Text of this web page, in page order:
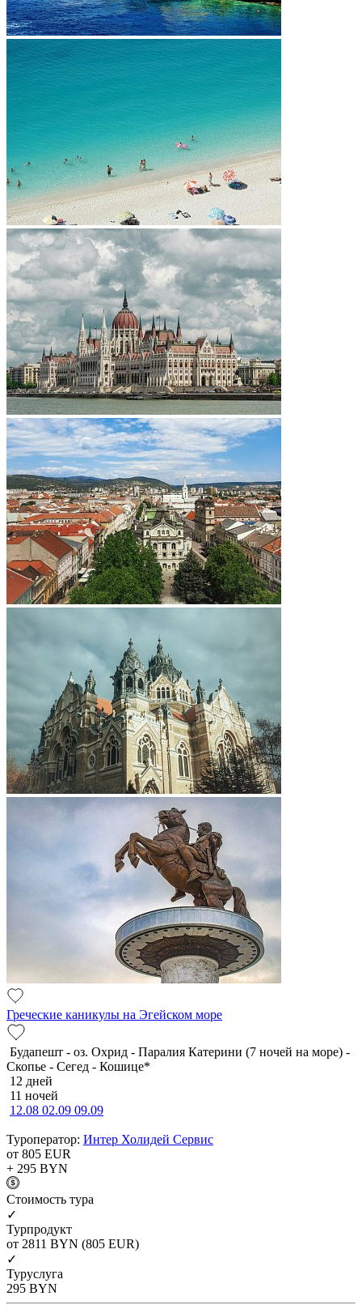
Греческие каникулы на Эгейском море
Будапешт - оз. Охрид - Паралия Катерини (7 ночей на море) -
Скопье - Сегед - Кошице*
12 дней
11 ночей
12.08 02.09 09.09
Туроператор: Интер Холидей Сервис
от 805 EUR
+ 295 BYN
Cтоимость тура
✓
Турпродукт
от 2811 BYN (805 EUR)
✓
Туруслуга
295 BYN